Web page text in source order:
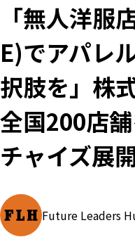
「無人洋服
E)でアパレ
択肢を」株
全国200店
チャイズ展
Future Leaders